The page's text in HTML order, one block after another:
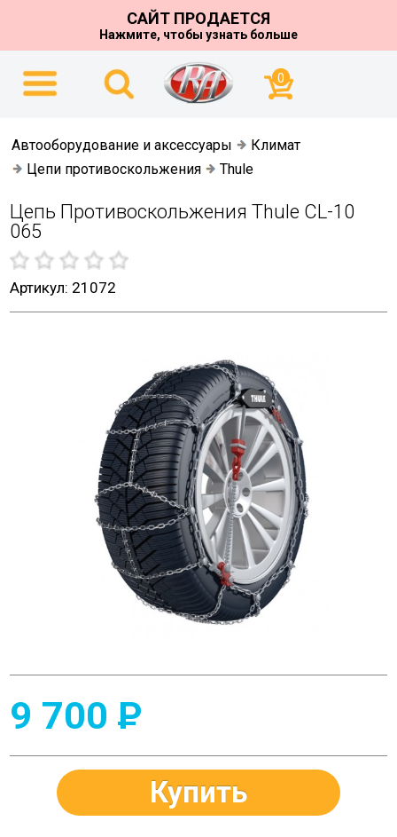
САЙТ ПРОДАЕТСЯ
Нажмите, чтобы узнать больше
0
Автооборудование и аксессуары
Климат
Цепи противоскольжения
Thule
Цепь Противоскольжения Thule CL-10
065
Артикул: 21072
9 700 P
Купить